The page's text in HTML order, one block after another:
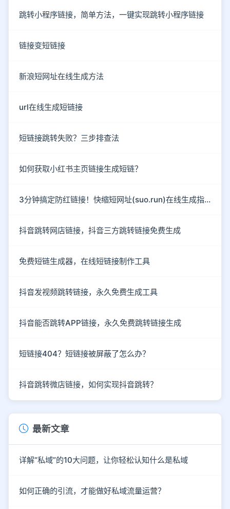
跳转小程序链接，简单方法，一键实现跳转小程序链接
链接变短链接
新浪短网址在线生成方法
url在线生成短链接
短链接跳转失败？三步排查法
如何获取小红书主页链接生成短链？
3分钟搞定防红链接！快缩短网址(suo.run)在线生成指南
抖音跳转网店链接，抖音三方跳转链接免费生成
免费短链生成器，在线短链接制作工具
抖音发视频跳转链接，永久免费生成工具
抖音能否跳转APP链接，永久免费跳转链接生成
短链接404？短链接被屏蔽了怎么办？
抖音跳转微店链接，如何实现抖音跳转？
最新文章
详解“私域”的10大问题，让你轻松认知什么是私域
如何正确的引流，才能做好私域流量运营？